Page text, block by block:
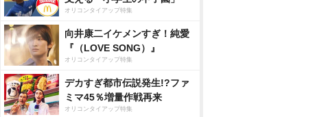
オリコンタイアップ特集
向井康二イケメンすぎ！純愛
『（LOVE SONG）』
オリコンタイアップ特集
デカすぎ都市伝説発生!?ファ
ミマ45％増量作戦再来
オリコンタイアップ特集